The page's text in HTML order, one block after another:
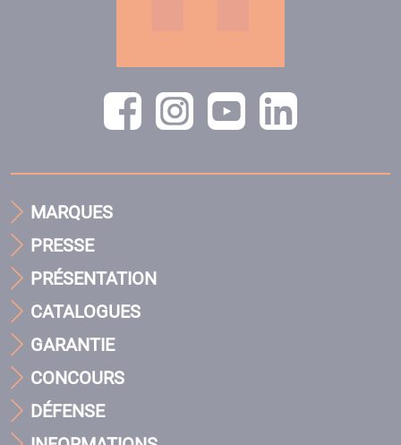
MARQUES
PRESSE
PRÉSENTATION
CATALOGUES
GARANTIE
CONCOURS
DÉFENSE